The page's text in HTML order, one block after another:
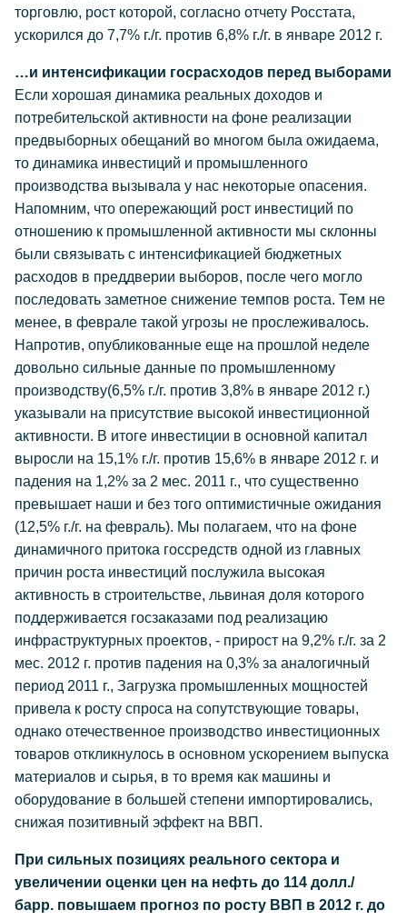
торговлю, рост которой, согласно отчету Росстата,
ускорился до 7,7% г./г. против 6,8% г./г. в январе 2012 г.
…и интенсификации госрасходов перед выборами
Если хорошая динамика реальных доходов и
потребительской активности на фоне реализации
предвыборных обещаний во многом была ожидаема,
то динамика инвестиций и промышленного
производства вызывала у нас некоторые опасения.
Напомним, что опережающий рост инвестиций по
отношению к промышленной активности мы склонны
были связывать с интенсификацией бюджетных
расходов в преддверии выборов, после чего могло
последовать заметное снижение темпов роста. Тем не
менее, в феврале такой угрозы не прослеживалось.
Напротив, опубликованные еще на прошлой неделе
довольно сильные данные по промышленному
производству(6,5% г./г. против 3,8% в январе 2012 г.)
указывали на присутствие высокой инвестиционной
активности. В итоге инвестиции в основной капитал
выросли на 15,1% г./г. против 15,6% в январе 2012 г. и
падения на 1,2% за 2 мес. 2011 г., что существенно
превышает наши и без того оптимистичные ожидания
(12,5% г./г. на февраль). Мы полагаем, что на фоне
динамичного притока госсредств одной из главных
причин роста инвестиций послужила высокая
активность в строительстве, львиная доля которого
поддерживается госзаказами под реализацию
инфраструктурных проектов, - прирост на 9,2% г./г. за 2
мес. 2012 г. против падения на 0,3% за аналогичный
период 2011 г., Загрузка промышленных мощностей
привела к росту спроса на сопутствующие товары,
однако отечественное производство инвестиционных
товаров откликнулось в основном ускорением выпуска
материалов и сырья, в то время как машины и
оборудование в большей степени импортировались,
снижая позитивный эффект на ВВП.
При сильных позициях реального сектора и
увеличении оценки цен на нефть до 114 долл./
барр. повышаем прогноз по росту ВВП в 2012 г. до